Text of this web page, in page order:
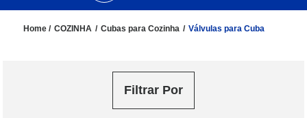
COZINHA Cubas para Cozinha Válvulas para Cuba
Filtrar Por